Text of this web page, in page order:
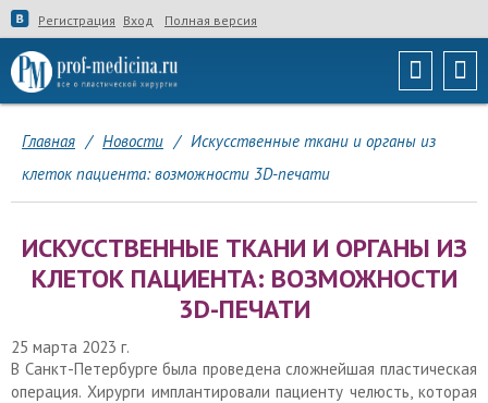
Регистрация Вход Полная версия
Главная / Новости / Искусственные ткани и органы из
клеток пациента: возможности 3D-печати
ИСКУССТВЕННЫЕ ТКАНИ И ОРГАНЫ ИЗ
КЛЕТОК ПАЦИЕНТА: ВОЗМОЖНОСТИ
3D-ПЕЧАТИ
25 марта 2023 г.
В Санкт-Петербурге была проведена сложнейшая пластическая
операция. Хирурги имплантировали пациенту челюсть, которая